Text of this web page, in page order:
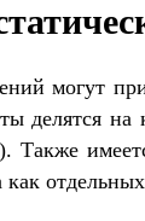
могут
делятся